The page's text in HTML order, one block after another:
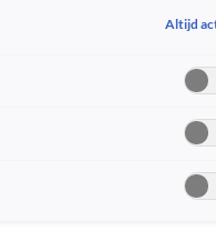
Altijd